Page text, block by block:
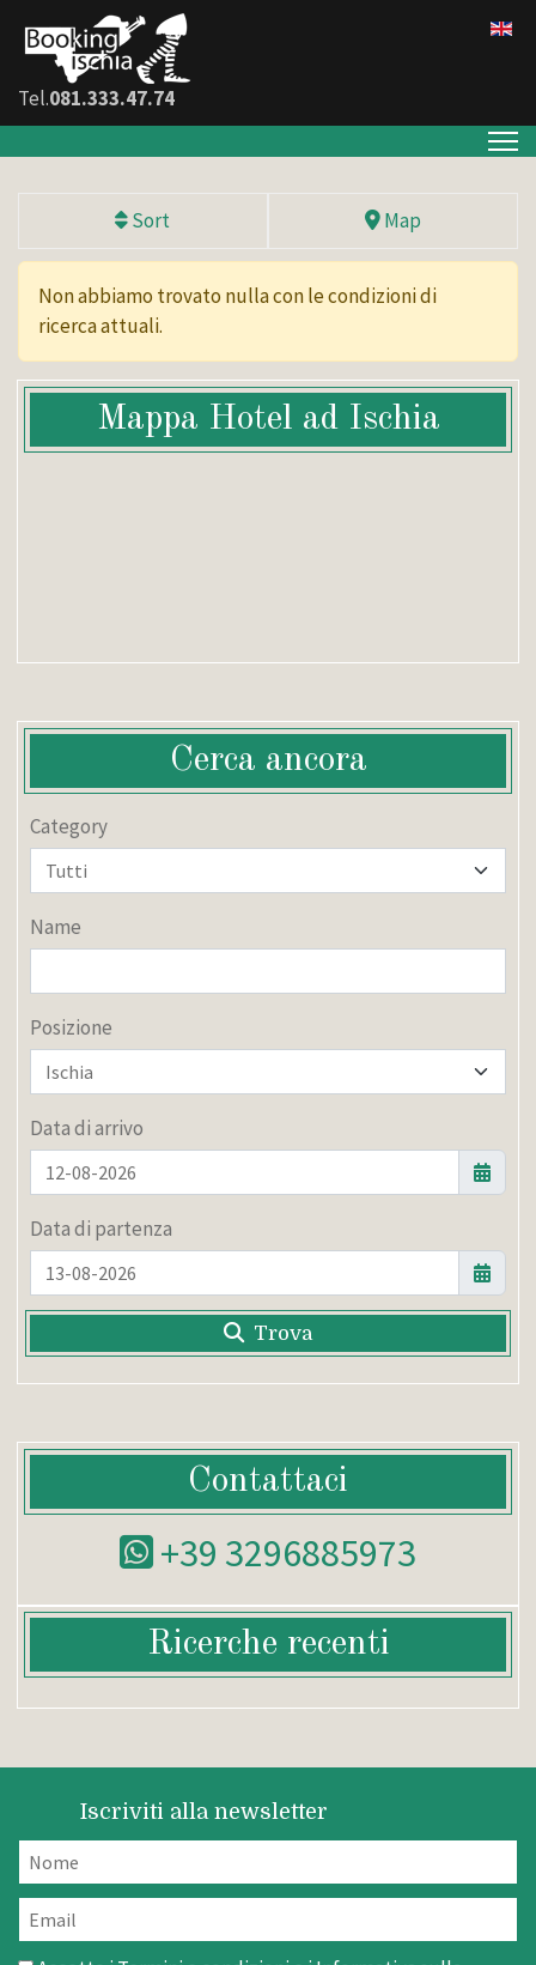
Tel.081.333.47.74
Sort Map
Non abbiamo trovato nulla con le condizioni di
ricerca attuali.
Mappa Hotel ad Ischia
Cerca ancora
Category
Name
Posizione
Data di arrivo
Data di partenza
Trova
Contattaci
+39 3296885973
Ricerche recenti
Iscriviti alla newsletter